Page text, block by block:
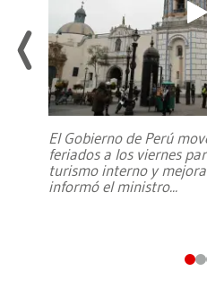
El Gobierno de Perú
feriados a los viernes
turismo interno y
informó el ministro...